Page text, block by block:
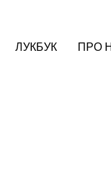
ЛУКБУК ПРО